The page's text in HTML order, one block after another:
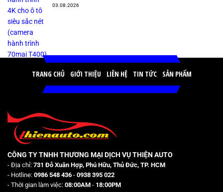
03.08.2026
TRANG CHỦ GIỚI THIỆU LIÊN HỆ TIN TỨC SẢN PHẨM
CÔNG TY TNHH THƯƠNG MẠI DỊCH VỤ THIỆN AUTO
- Địa chỉ: 731 Đỗ Xuân Hợp, Phú Hữu, Thủ Đức, TP. HCM
- Hotline: 0986 548 436 - 0938 395 022
- Thời gian làm việc: 08:00AM - 18:00PM